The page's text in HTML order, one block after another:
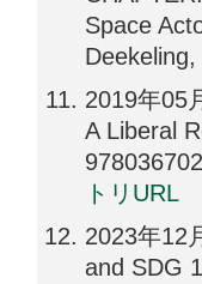
Space
2019年05
A Liberal
トリURL
2023年12
and SDG